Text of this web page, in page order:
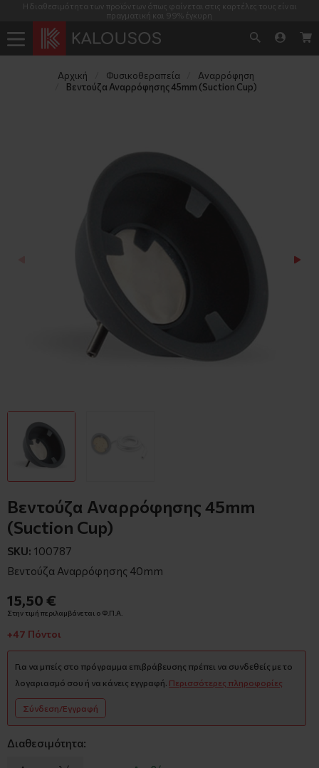
Η διαθεσιμότητα των προϊόντων όπως φαίνεται στις καρτέλες τους είναι
πραγματική και 99% έγκυρη
Αρχική Φυσικοθεραπεία
Αναρρόφηση
Βεντούζα Αναρρόφησης 45mm (Suction Cup)
Βεντούζα Αναρρόφησης 45mm
(Suction Cup)
SKU: 100787
Βεντούζα Αναρρόφησης 40mm
15,50 €
Στην τιμή περιλαμβάνεται ο Φ.Π.Α.
+47 Πόντοι
Για να μπείς στο πρόγραμμα επιβράβευσης πρέπει να συνδεθείς με το
λογαριασμό σου ή να κάνεις εγγραφή. Περισσότερες πληροφορίες
Σύνδεση/Εγγραφή
Διαθεσιμότητα: